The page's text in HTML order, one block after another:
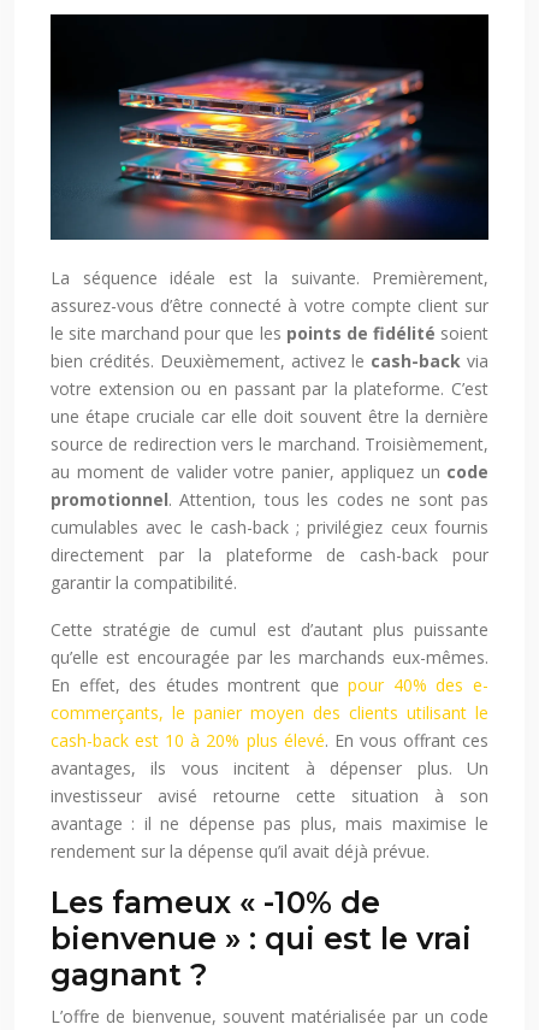
La séquence idéale est la suivante. Premièrement,
assurez-vous d’être connecté à votre compte client sur
le site marchand pour que les points de fidélité soient
bien crédités. Deuxièmement, activez le cash-back via
votre extension ou en passant par la plateforme. C’est
une étape cruciale car elle doit souvent être la dernière
source de redirection vers le marchand. Troisièmement,
au moment de valider votre panier, appliquez un code
promotionnel. Attention, tous les codes ne sont pas
cumulables avec le cash-back ; privilégiez ceux fournis
directement par la plateforme de cash-back pour
garantir la compatibilité.
Cette stratégie de cumul est d’autant plus puissante
qu’elle est encouragée par les marchands eux-mêmes.
En effet, des études montrent quepour 40% des e-
commerçants, le panier moyen des clients utilisant le
cash-back est 10 à 20% plus élevé. En vous offrant ces
avantages, ils vous incitent à dépenser plus. Un
investisseur avisé retourne cette situation à son
avantage : il ne dépense pas plus, mais maximise le
rendement sur la dépense qu’il avait déjà prévue.
Les fameux « -10% de
bienvenue » : qui est le vrai
gagnant ?
L’offre de bienvenue, souvent matérialisée par un code